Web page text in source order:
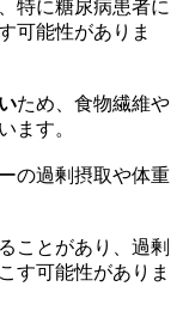
特に糖尿病患者に
可能性がありま
ため、食物繊維や
ます。
の過剰摂取や体重
ことがあり、過剰
す可能性がありま